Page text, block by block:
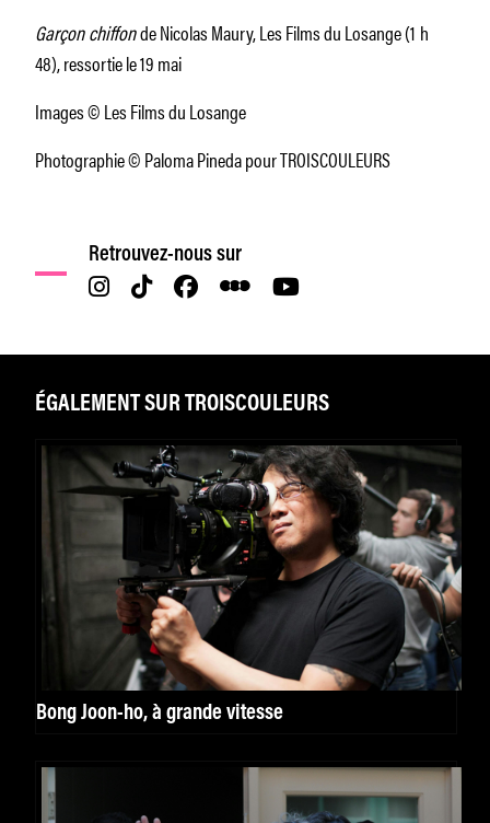
Garçon chiffonde Nicolas Maury, Les Films du Losange (1 h
48), ressortie le 19 mai
Images © Les Films du Losange
Photographie © Paloma Pineda pour TROISCOULEURS
Retrouvez-nous sur
ÉGALEMENT SUR TROISCOULEURS
Bong Joon-ho, à grande vitesse